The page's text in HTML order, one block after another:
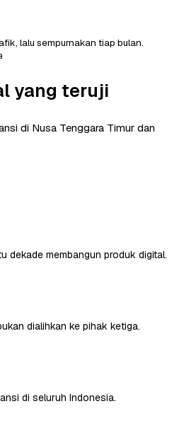
lalu sempurnakan tiap bulan.
yang teruji
di Nusa Tenggara Timur dan
dekade membangun produk digital.
dialihkan ke pihak ketiga.
di seluruh Indonesia.